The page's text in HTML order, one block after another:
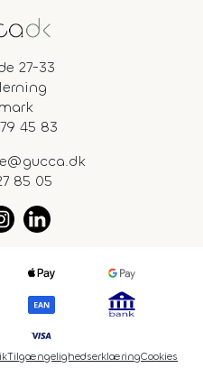
27-33
45 83
85 05
TilgængelighedserklæringCookies